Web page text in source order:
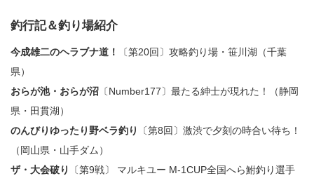
釣行記＆釣り場紹介
今成雄二のヘラブナ道！
〔第20回〕攻略釣り場・笹川湖（千葉
県）
おらが池・おらが沼 〔Number177〕最たる紳士が現れた！（静岡
県・田貫湖）
のんびりゆったり野ベラ釣り
〔第8回〕激渋で夕刻の時合い待ち！
（岡山県・山手ダム）
ザ・大会破り
〔第9戦〕 マルキユー M-1CUP全国へら鮒釣り選手